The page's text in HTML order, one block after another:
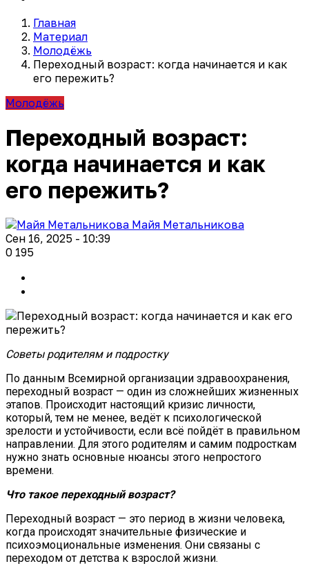
Главная
Материал
Молодёжь
Переходный возраст: когда начинается и как
его пережить?
Молодёжь
Переходный возраст:
когда начинается и как
его пережить?
Майя Метальникова
Сен 16, 2025 - 10:39
0 195
Советы родителям и подростку
По данным Всемирной организации здравоохранения,
переходный возраст — один из сложнейших жизненных
этапов. Происходит настоящий кризис личности,
который, тем не менее, ведёт к психологической
зрелости и устойчивости, если всё пойдёт в правильном
направлении. Для этого родителям и самим подросткам
нужно знать основные нюансы этого непростого
времени.
Что такое переходныйвозраст?
Переходный возраст — это период в жизни человека,
когда происходят значительные физические и
психоэмоциональные изменения. Они связаны с
переходом от детства к взрослой жизни.